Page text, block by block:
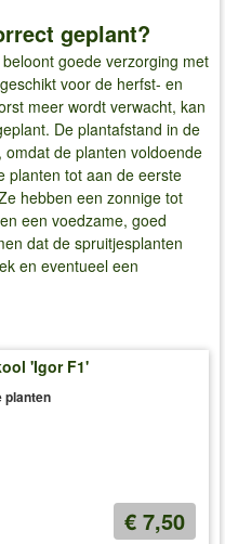
geplant?
goede verzorging met
voor de herfst- en
meer wordt verwacht, kan
De plantafstand in de
de planten voldoende
planten tot aan de eerste
hebben een zonnige tot
een voedzame, goed
dat de spruitjesplanten
en eventueel een
'Igor F1'
planten
€ 7,50